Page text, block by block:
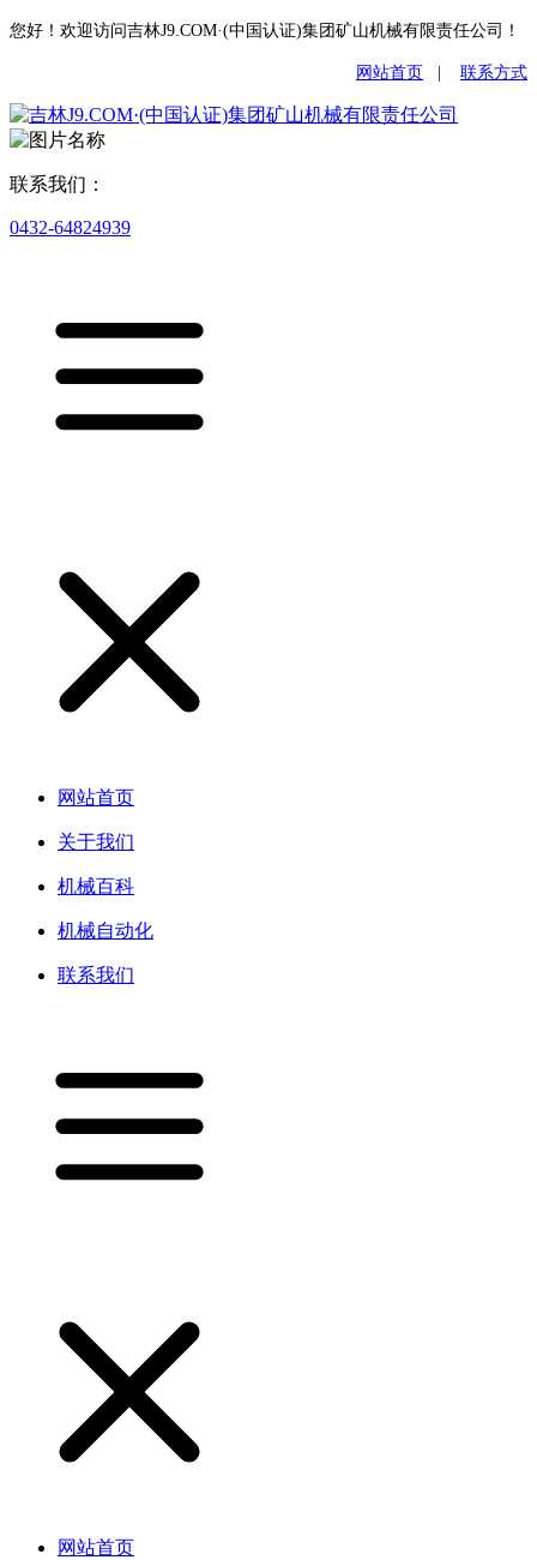
您好！欢迎访问吉林J9.COM·(中国认证)集团矿山机械有限责任公司！
网站首页 联系方式
联系我们：
0432-64824939
网站首页
关于我们
机械百科
机械自动化
联系我们
网站首页